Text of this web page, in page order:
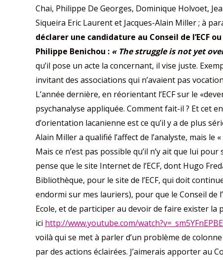
Chai, Philippe De Georges, Dominique Holvoet,
Siqueira Eric Laurent et Jacques-Alain Miller ; à
déclarer une candidature au Conseil de l’ECF
Philippe Benichou : « The struggle is not yet
qu’il pose un acte la concernant, il vise juste.
invitant des associations qui n’avaient pas
L’année dernière, en réorientant l’ECF sur le
psychanalyse appliquée. Comment fait-il ? Et cet
d’orientation lacanienne est ce qu’il y a de plus
Alain Miller a qualifié l’affect de l’analyste, mais
Mais ce n’est pas possible qu’il n’y ait que lui
pense que le site Internet de l’ECF, dont Hugo
Bibliothèque, pour le site de l’ECF, qui doit
endormi sur mes lauriers), pour que le Conseil de
Ecole, et de participer au devoir de faire exister la
ici http://www.youtube.com/watch?v=_sm5YFnEPBE
voilà qui se met à parler d’un problème de
par des actions éclairées. J’aimerais apporter au